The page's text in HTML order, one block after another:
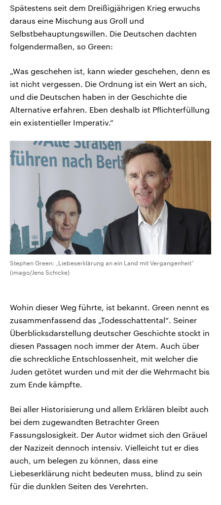
Spätestens seit dem Dreißigjährigen Krieg erwuchs
daraus eine Mischung aus Groll und
Selbstbehauptungswillen. Die Deutschen dachten
folgendermaßen, so Green:
„Was geschehen ist, kann wieder geschehen, denn es
ist nicht vergessen. Die Ordnung ist ein Wert an sich,
und die Deutschen haben in der Geschichte die
Alternative erfahren. Eben deshalb ist Pflichterfüllung
ein existentieller Imperativ.“
Stephen Green: „Liebeserklärung an ein Land mit Vergangenheit“
(imago/Jens Schicke)
Wohin dieser Weg führte, ist bekannt. Green nennt es
zusammenfassend das „Todesschattental“. Seiner
Überblicksdarstellung deutscher Geschichte stockt in
diesen Passagen noch immer der Atem. Auch über
die schreckliche Entschlossenheit, mit welcher die
Juden getötet wurden und mit der die Wehrmacht bis
zum Ende kämpfte.
Bei aller Historisierung und allem Erklären bleibt auch
bei dem zugewandten Betrachter Green
Fassungslosigkeit. Der Autor widmet sich den Gräuel
der Nazizeit dennoch intensiv. Vielleicht tut er dies
auch, um belegen zu können, dass eine
Liebeserklärung nicht bedeuten muss, blind zu sein
für die dunklen Seiten des Verehrten.